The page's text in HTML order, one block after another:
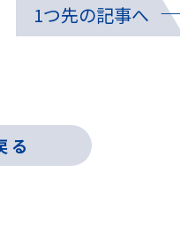
1つ先の記事へ
る